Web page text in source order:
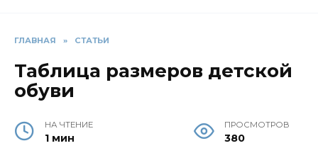
ГЛАВНАЯ » СТАТЬИ
Таблица размеров детской
обуви
НА ЧТЕНИЕ
1 мин
ПРОСМОТРОВ
380